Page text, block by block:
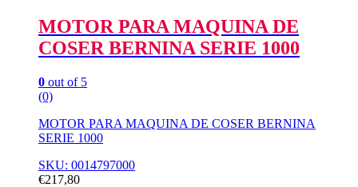
MOTOR PARA MAQUINA DE
COSER BERNINA SERIE 1000
0 out of 5
(0)
MOTOR PARA MAQUINA DE COSER BERNINA
SERIE 1000
SKU: 0014797000
€217,80